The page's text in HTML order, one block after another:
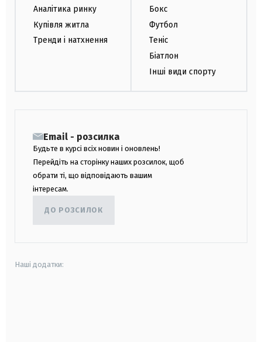
Аналітика ринку
Купівля житла
Тренди і натхнення
Бокс
Футбол
Теніс
Біатлон
Інші види спорту
Email - розсилка
Будьте в курсі всіх новин і оновлень!
Перейдіть на сторінку наших розсилок, щоб
обрати ті, що відповідають вашим
інтересам.
ДО РОЗСИЛОК
Наші додатки: